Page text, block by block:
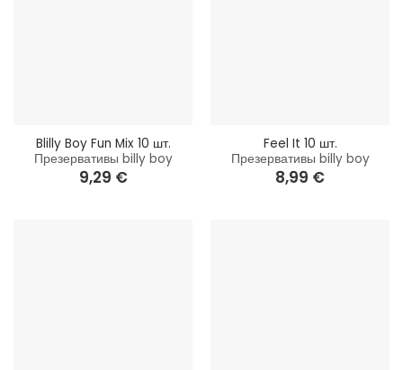
Blilly Boy Fun Mix 10 шт.
Презервативы billy boy
9,29 €
Feel It 10 шт.
Презервативы billy boy
8,99 €